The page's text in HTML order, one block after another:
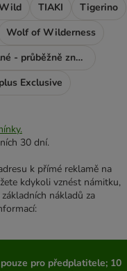
TIAKI
Tigerino
Wolf of Wilderness
Nezařaditelné - průběžně značky
Exclusive
30 dní.
k přímé reklamě na
kdykoli vznést námitku,
nákladů za
pro předplatitele; 10